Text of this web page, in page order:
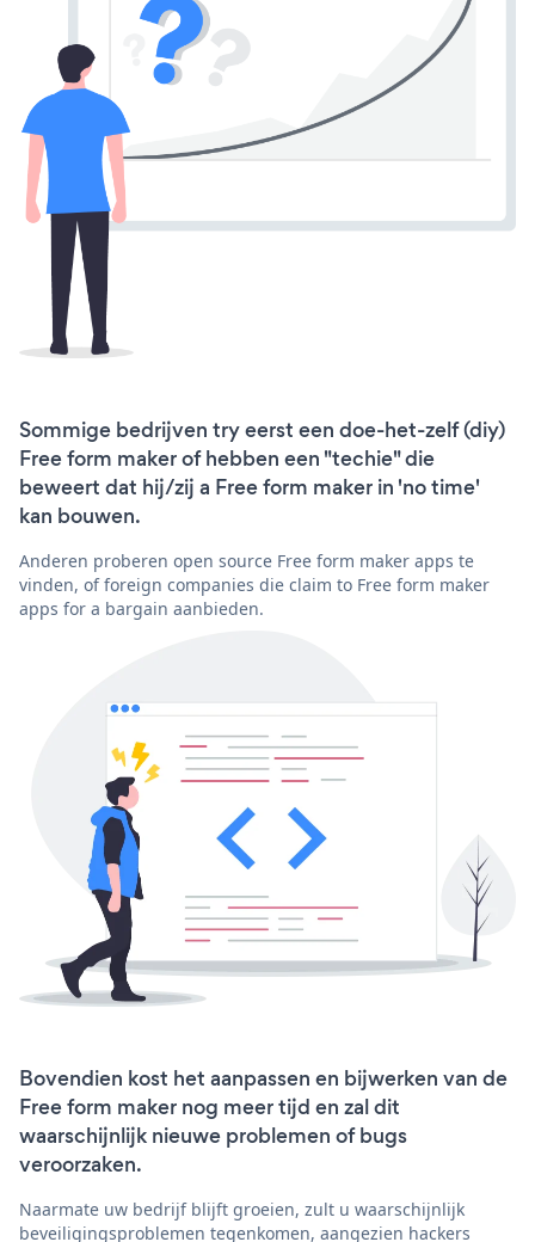
Sommige bedrijven try eerst een doe-het-zelf (diy)
Free form maker of hebben een "techie" die
beweert dat hij/zij a Free form maker in 'no time'
kan bouwen.
Anderen proberen open source Free form maker apps te
vinden, of foreign companies die claim to Free form maker
apps for a bargain aanbieden.
Bovendien kost het aanpassen en bijwerken van de
Free form maker nog meer tijd en zal dit
waarschijnlijk nieuwe problemen of bugs
veroorzaken.
Naarmate uw bedrijf blijft groeien, zult u waarschijnlijk
beveiligingsproblemen tegenkomen, aangezien hackers